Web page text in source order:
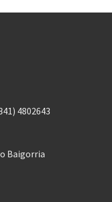
4802643
Baigorria